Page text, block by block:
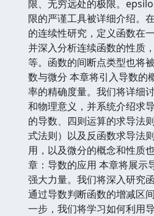
限、无穷远处的极限。
限的严谨工具被详细介绍。
的连续性研究，定义函数在
并深入分析连续函数的性质
等。函数的间断点类型也将
数与微分 本章将引入导数的
率的精确度量。我们将详细
和物理意义，并系统介绍求
的导数、四则运算的求导法
式法则）以及反函数求导法
用，以及微分的概念和性质
章：导数的应用 本章将展示
强大力量。我们将深入研究
通过导数判断函数的增减区
一步，我们将学习如何利用